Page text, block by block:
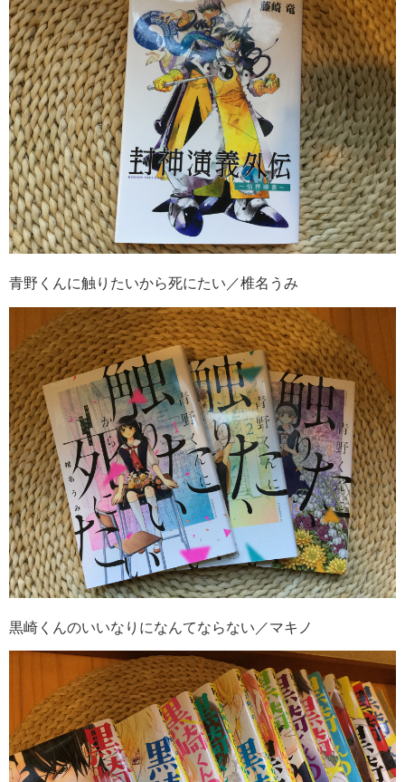
青野くんに触りたいから死にたい／椎名うみ
黒崎くんのいいなりになんてならない／マキノ